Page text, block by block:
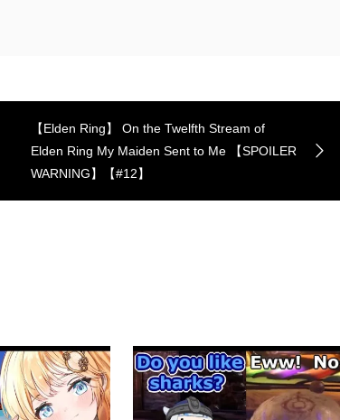
【Elden Ring】 On the Twelfth Stream of
Elden Ring My Maiden Sent to Me 【SPOILER
WARNING】【#12】